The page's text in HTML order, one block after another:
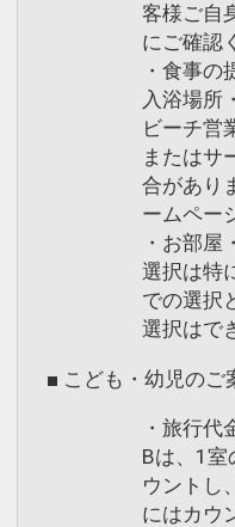
客様ご自
にご確認
・食事
入浴場所
ビーチ営
またはサ
合があり
ームペー
・お部
選択は特
での選択
選択はで
■ こども・幼児のご
・旅行代
Bは、1室
ウントし
にはカウ